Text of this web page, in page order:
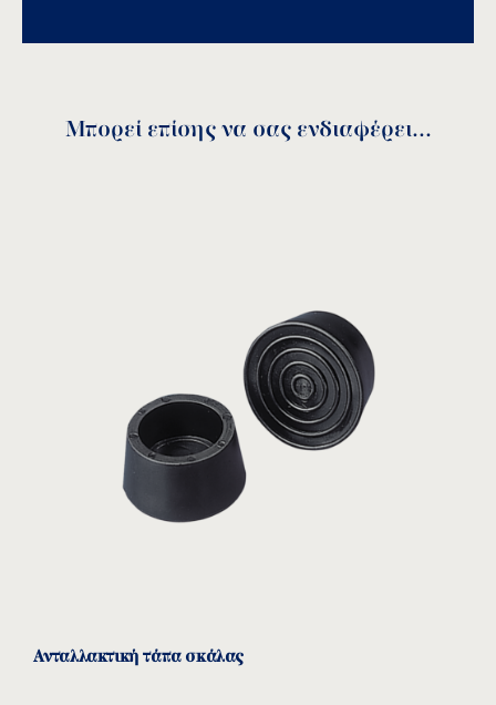
Μπορεί επίσης να σας ενδιαφέρει...
Ανταλλακτική τάπα σκάλας